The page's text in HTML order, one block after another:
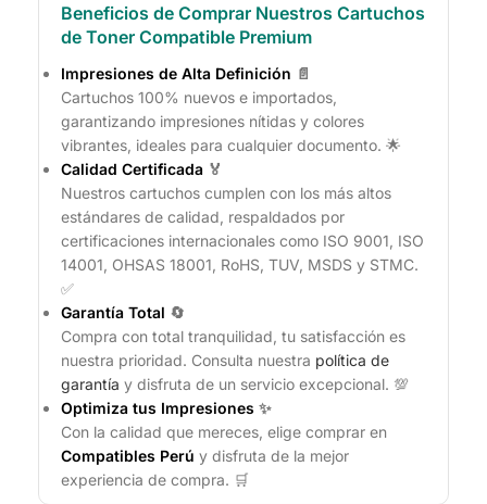
Beneficios de Comprar Nuestros Cartuchos
de Toner Compatible Premium
Impresiones de Alta Definición 📄
Cartuchos 100% nuevos e importados,
garantizando impresiones nítidas y colores
vibrantes, ideales para cualquier documento. 🌟
Calidad Certificada 🏅
Nuestros cartuchos cumplen con los más altos
estándares de calidad, respaldados por
certificaciones internacionales como ISO 9001, ISO
14001, OHSAS 18001, RoHS, TUV, MSDS y STMC.
✅
Garantía Total 🔄
Compra con total tranquilidad, tu satisfacción es
nuestra prioridad. Consulta nuestra política de
garantía y disfruta de un servicio excepcional. 💯
Optimiza tus Impresiones ✨
Con la calidad que mereces, elige comprar en
Compatibles Perú y disfruta de la mejor
experiencia de compra. 🛒